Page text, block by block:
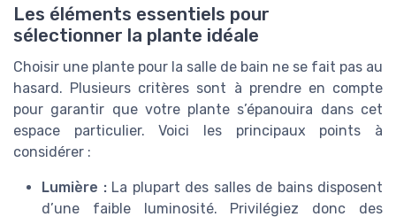
Les éléments essentiels pour
sélectionner la plante idéale
Choisir une plante pour la salle de bain ne se fait pas au
hasard. Plusieurs critères sont à prendre en compte
pour garantir que votre plante s’épanouira dans cet
espace particulier. Voici les principaux points à
considérer :
Lumière :La plupart des salles de bains disposent
d’une faible luminosité. Privilégiez donc des